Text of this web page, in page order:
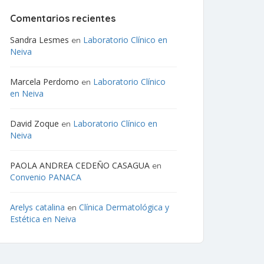
Comentarios recientes
Sandra Lesmes en Laboratorio Clínico en
Neiva
Marcela Perdomo en Laboratorio Clínico
en Neiva
David Zoque en Laboratorio Clínico en
Neiva
PAOLA ANDREA CEDEÑO CASAGUA en
Convenio PANACA
Arelys catalina en Clínica Dermatológica y
Estética en Neiva